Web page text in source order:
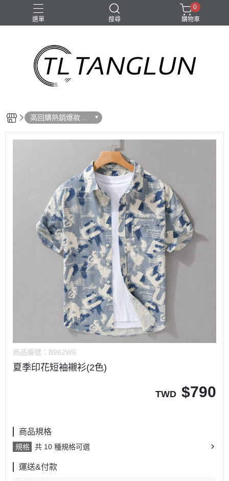
選單 搜尋
0
購物車
高回購熱銷爆款推
薦
商品編號： B962W6
夏季印花短袖襯衫(2色)
TWD $790
商品規格
規格 共 10 種規格可選
運送&付款